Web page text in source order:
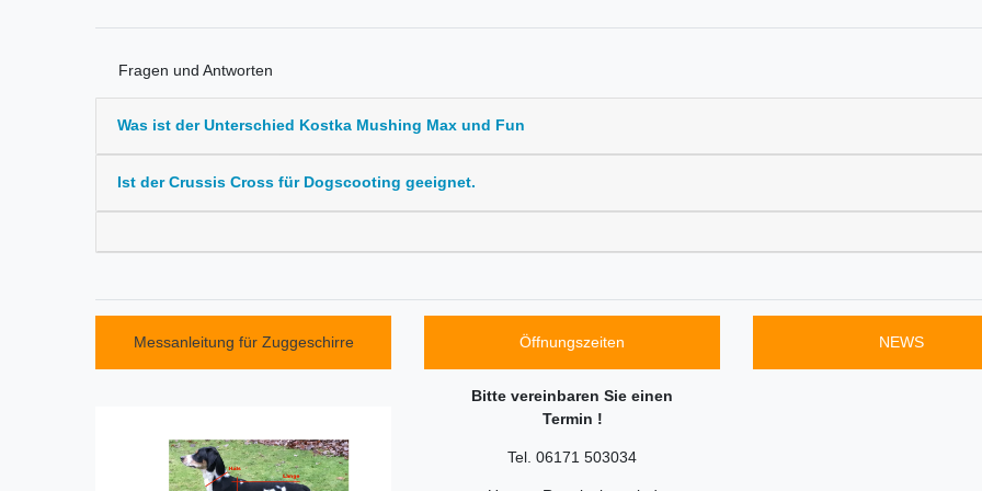
Fragen und Antworten
Was ist der Unterschied Kostka Mushing Max und Fun
Ist der Crussis Cross für Dogscooting geeignet.
Messanleitung für Zuggeschirre Öffnungszeiten
Bitte vereinbaren Sie einen
Termin !
Tel. 06171 503034
NEWS